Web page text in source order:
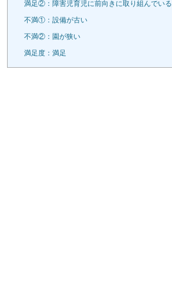
満足②：障害児育児に前向きに取り組んでいる
不満①：設備が古い
不満②：園が狭い
満足度：満足